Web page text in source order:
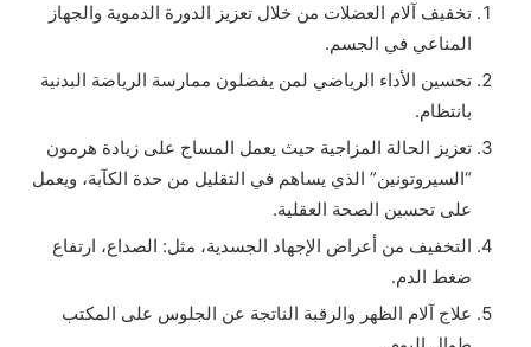
تخفيف آلام العضلات من خلال تعزيز الدورة الدموية والجهاز
المناعي في الجسم.
تحسين الأداء الرياضي لمن يفضلون ممارسة الرياضة البدنية
بانتظام.
تعزيز الحالة المزاجية حيث يعمل المساج على زيادة هرمون
“السيروتونين” الذي يساهم في التقليل من حدة الكآبة، ويعمل
على تحسين الصحة العقلية.
التخفيف من أعراض الإجهاد الجسدية، مثل: الصداع، ارتفاع
ضغط الدم.
علاج آلام الظهر والرقبة الناتجة عن الجلوس على المكتب